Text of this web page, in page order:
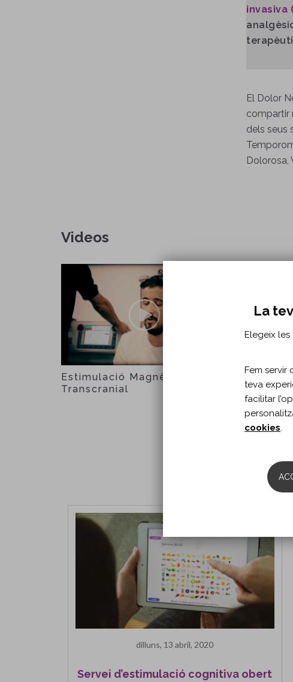
invasiva
El Dolor
compartir
dels seus
Dolorosa,
Videos
Estimulació Magnètica
Transcranial
Sessions
dilluns, 13 abril, 2020
Servei d’estimulació cognitiva obert
La
Elegeix les
Fem servir
teva
facilitar
cookies